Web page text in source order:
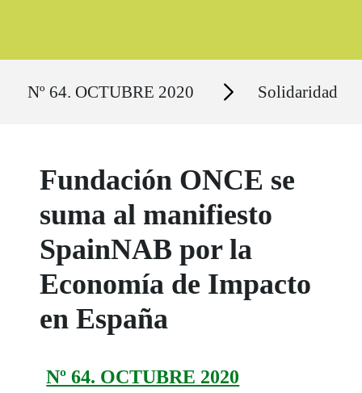
Nº 64. OCTUBRE 2020 Secciones Solidaridad
Fundación ONCE se
suma al manifiesto
SpainNAB por la
Economía de Impacto
en España
Nº 64. OCTUBRE 2020